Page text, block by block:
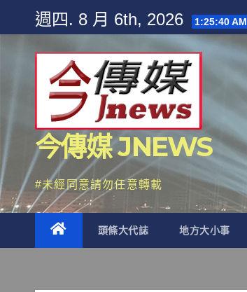
content
週四. 8 月 6th, 2026 1:25:42 AM
今傳媒 JNEWS
#未經同意請勿任意轉載
頭條大代誌 地方大小事